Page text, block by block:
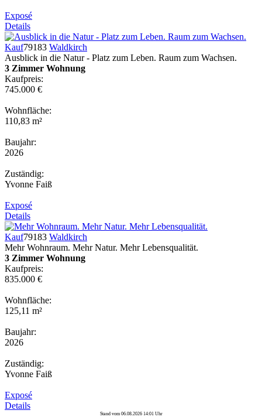
Exposé
Details
Kauf79183 Waldkirch
Ausblick in die Natur - Platz zum Leben. Raum zum Wachsen.
3 Zimmer Wohnung
Kaufpreis:
745.000 €
Wohnfläche:
110,83 m²
Baujahr:
2026
Zuständig:
Yvonne Faiß
Exposé
Details
Kauf79183 Waldkirch
Mehr Wohnraum. Mehr Natur. Mehr Lebensqualität.
3 Zimmer Wohnung
Kaufpreis:
835.000 €
Wohnfläche:
125,11 m²
Baujahr:
2026
Zuständig:
Yvonne Faiß
Exposé
Details
Stand vom 06.08.2026 14:01 Uhr